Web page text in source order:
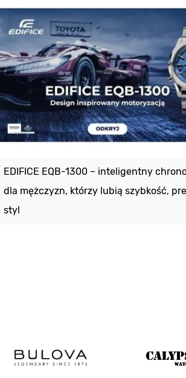
EDIFICE EQB-1300 – inteligentny
dla mężczyzn, którzy lubią szybkość,
styl